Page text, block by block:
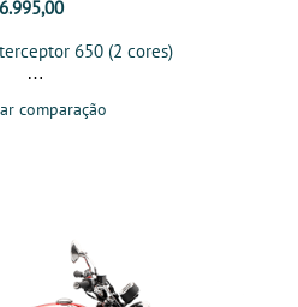
650 (2 cores)
comparação